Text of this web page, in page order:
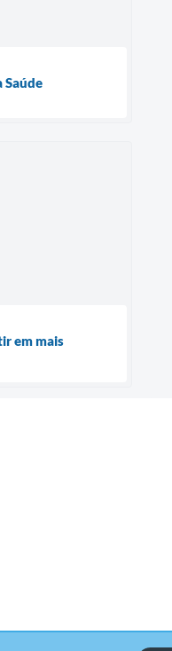
Saúde
em mais